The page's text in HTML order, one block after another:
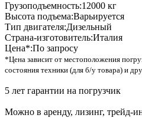
Грузоподъемность:12000 кг
Высота подъема:Варьируется
Тип двигателя:Дизельный
Страна-изготовитель:Италия
Цена*:По запросу
*Цена зависит от местоположения
состояния техники (для б/у товара) и
5 лет гарантии на погрузчик
Можно в аренду, лизинг, трейд-